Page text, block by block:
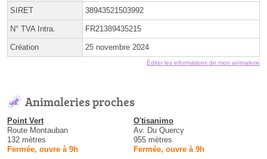
SIRET 38943521503992
N° TVA Intra. FR21389435215
Création 25 novembre 2024
Éditer les informations de mon animalerie
Animaleries proches
Point Vert
Route Montauban
132 mètres
Fermée, ouvre à 9h
O'tisanimo
Av. Du Quercy
955 mètres
Fermée, ouvre à 9h